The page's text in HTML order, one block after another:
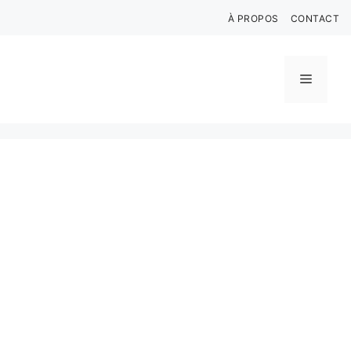
À PROPOS CONTACT
Menu